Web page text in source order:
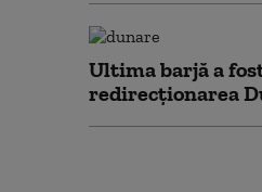
Ultima barjă a
redirecționarea